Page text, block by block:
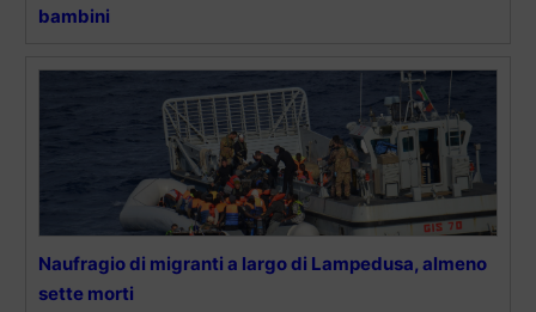
bambini
Naufragio di migranti a largo di Lampedusa, almeno
sette morti